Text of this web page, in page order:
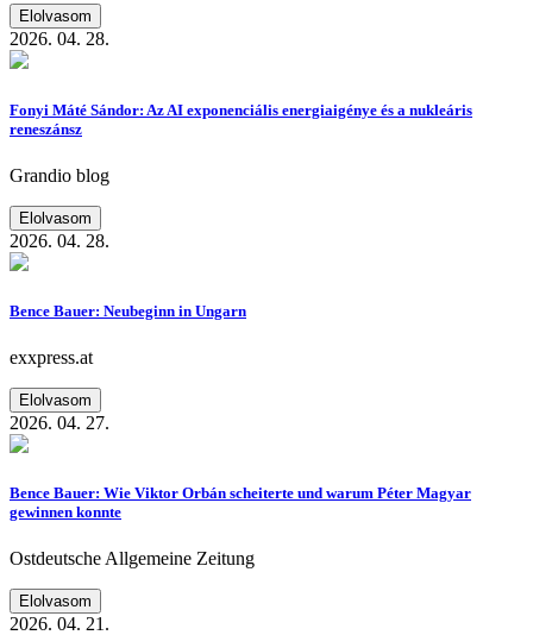
Elolvasom
2026. 04. 28.
Fonyi Máté Sándor: Az AI exponenciális energiaigénye és a nukleáris
reneszánsz
Grandio blog
Elolvasom
2026. 04. 28.
Bence Bauer: Neubeginn in Ungarn
exxpress.at
Elolvasom
2026. 04. 27.
Bence Bauer: Wie Viktor Orbán scheiterte und warum Péter Magyar
gewinnen konnte
Ostdeutsche Allgemeine Zeitung
Elolvasom
2026. 04. 21.